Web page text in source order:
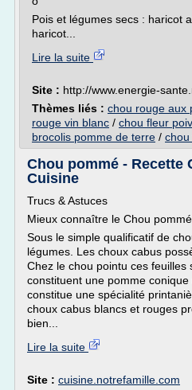
Pois et légumes secs : haricot
haricot...
Lire la suite
Site : http://www.energie-
Thèmes liés : chou rouge aux
rouge vin blanc / chou fleur
brocolis pomme de terre /
Chou pommé - Recette
Cuisine
Trucs & Astuces
Mieux connaître le Chou pommé
Sous le simple qualificatif de
légumes. Les choux cabus
Chez le chou pointu ces
constituent une pomme
constitue une spécialité
choux cabus blancs et rouges
bien...
Lire la suite
Site : cuisine.notrefamille.com